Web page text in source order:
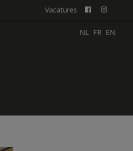
Vacatures
NL FR EN